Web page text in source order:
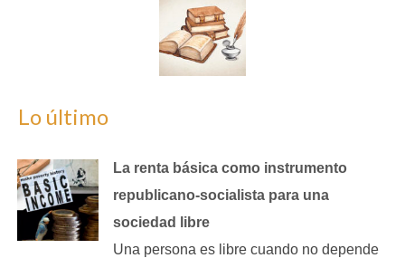
Lo último
La renta básica como instrumento
republicano‑socialista para una
sociedad libre
Una persona es libre cuando no depende